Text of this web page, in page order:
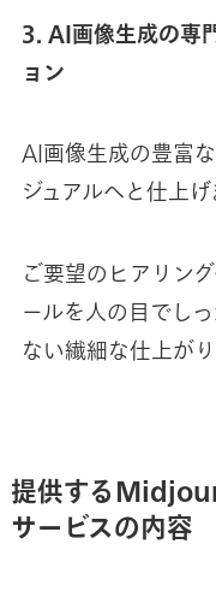
3. AI画像生成の専
ョン
AI画像生成の豊富
ジュアルへと仕上げ
ご要望のヒアリン
ールを人の目でし
ない繊細な仕上が
提供する
サービスの内容